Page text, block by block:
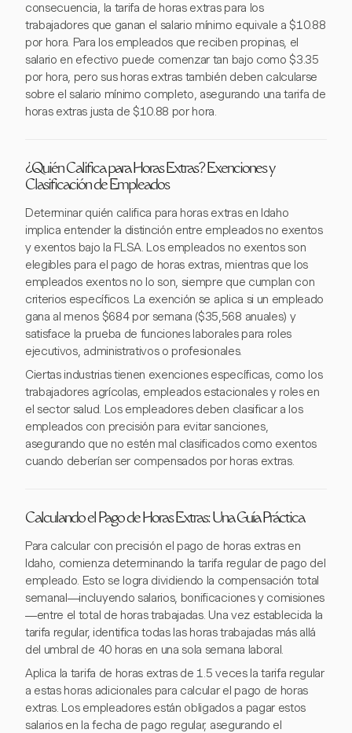
consecuencia, la tarifa de horas extras para los
trabajadores que ganan el salario mínimo equivale a $10.88
por hora. Para los empleados que reciben propinas, el
salario en efectivo puede comenzar tan bajo como $3.35
por hora, pero sus horas extras también deben calcularse
sobre el salario mínimo completo, asegurando una tarifa de
horas extras justa de $10.88 por hora.
¿Quién Califica para Horas Extras? Exenciones y
Clasificación de Empleados
Determinar quién califica para horas extras en Idaho
implica entender la distinción entre empleados no exentos
y exentos bajo la FLSA. Los empleados no exentos son
elegibles para el pago de horas extras, mientras que los
empleados exentos no lo son, siempre que cumplan con
criterios específicos. La exención se aplica si un empleado
gana al menos $684 por semana ($35,568 anuales) y
satisface la prueba de funciones laborales para roles
ejecutivos, administrativos o profesionales.
Ciertas industrias tienen exenciones específicas, como los
trabajadores agrícolas, empleados estacionales y roles en
el sector salud. Los empleadores deben clasificar a los
empleados con precisión para evitar sanciones,
asegurando que no estén mal clasificados como exentos
cuando deberían ser compensados por horas extras.
Calculando el Pago de Horas Extras: Una Guía Práctica
Para calcular con precisión el pago de horas extras en
Idaho, comienza determinando la tarifa regular de pago del
empleado. Esto se logra dividiendo la compensación total
semanal—incluyendo salarios, bonificaciones y comisiones
—entre el total de horas trabajadas. Una vez establecida la
tarifa regular, identifica todas las horas trabajadas más allá
del umbral de 40 horas en una sola semana laboral.
Aplica la tarifa de horas extras de 1.5 veces la tarifa regular
a estas horas adicionales para calcular el pago de horas
extras. Los empleadores están obligados a pagar estos
salarios en la fecha de pago regular, asegurando el